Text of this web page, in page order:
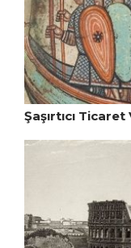
Şaşırtıcı